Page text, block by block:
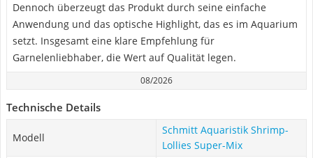
Dennoch überzeugt das Produkt durch seine einfache
Anwendung und das optische Highlight, das es im Aquarium
setzt. Insgesamt eine klare Empfehlung für
Garnelenliebhaber, die Wert auf Qualität legen.
08/2026
Technische Details
Modell
Schmitt Aquaristik Shrimp-
Lollies Super-Mix